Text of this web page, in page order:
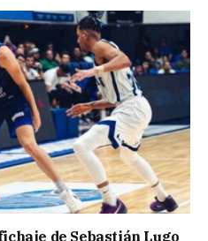
de Sebastián Lugo